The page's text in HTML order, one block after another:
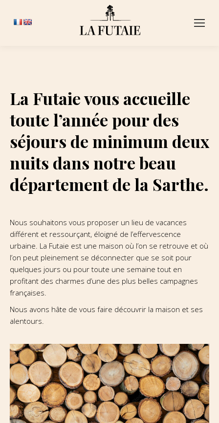
La Futaie vous accueille
toute l’année pour des
séjours de minimum deux
nuits dans notre beau
département de la Sarthe.
Nous souhaitons vous proposer un lieu de vacances
différent et ressourçant, éloigné de l’effervescence
urbaine. La Futaie est une maison où l’on se retrouve et où
l’on peut pleinement se déconnecter que se soit pour
quelques jours ou pour toute une semaine tout en
profitant des charmes d’une des plus belles campagnes
françaises.
Nous avons hâte de vous faire découvrir la maison et ses
alentours.